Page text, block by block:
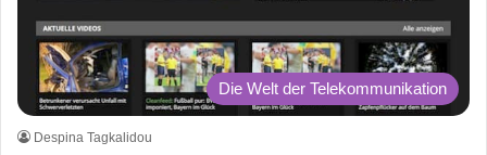
Die Welt der Telekommunikation
Despina Tagkalidou